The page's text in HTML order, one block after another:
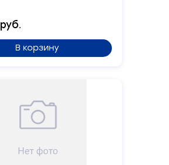
руб.
В корзинуФорма
Заполните
форму,
и
мы